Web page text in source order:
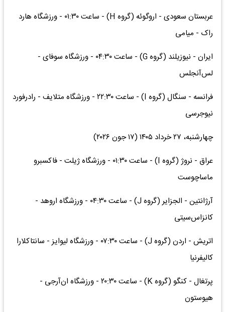
عربستان سعودی - اروگوئه (گروه H) - ساعت ۰۱:۳۰ - ورزشگاه هارد
راک - میامی
ایران - نیوزیلند (گروه G) - ساعت ۰۴:۳۰ - ورزشگاه سوفای -
لس‌آنجلس
فرانسه - سنگال (گروه I) - ساعت ۲۲:۳۰ - ورزشگاه متلایف - رادرفورد
نیوجرسی
چهارشنبه، ۲۷ خرداد ۱۴۰۵ (۱۷ جون ۲۰۲۶)
عراق - نروژ (گروه I) - ساعت ۰۱:۳۰ - ورزشگاه ژیلت - فاکسبرو
ماساچوست
آرژانتین - الجزایر (گروه J) - ساعت ۰۴:۳۰ - ورزشگاه اروهد -
کانزاس‌سیتی
اتریش - اردن (گروه J) - ساعت ۰۷:۳۰ - ورزشگاه لیوایز - سانتاکلارا
کالیفرنیا
پرتغال - کنگو (گروه K) - ساعت ۲۰:۳۰ - ورزشگاه ان‌آرجی -
هیوستون